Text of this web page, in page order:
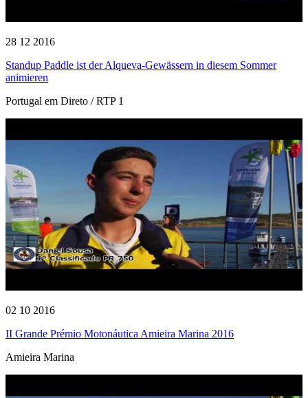
28 12 2016
Standup Paddle ist der Alqueva-Gewässern in diesem Sommer
animieren
Portugal em Direto / RTP 1
02 10 2016
II Grande Prémio Motonáutica Amieira Marina 2016
Amieira Marina